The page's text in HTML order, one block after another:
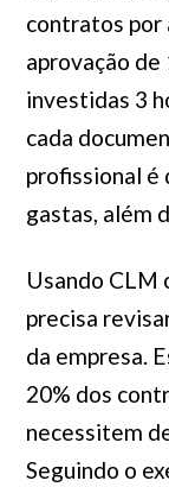
contratos por
aprovação de
investidas 3
cada
profissional é
gastas, além
Usando CLM
precisa
da empresa.
20% dos
necessitem
Seguindo o